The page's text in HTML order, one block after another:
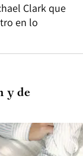
Clark que
en lo
y de